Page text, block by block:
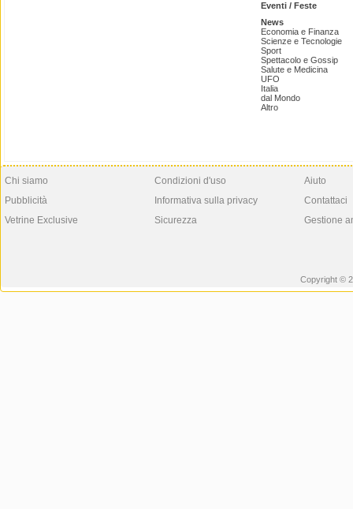
Eventi / Feste
News
Economia e Finanza
Scienze e Tecnologie
Sport
Spettacolo e Gossip
Salute e Medicina
UFO
Italia
dal Mondo
Altro
Chi siamo
Pubblicità
Vetrine Exclusive
Condizioni d'uso
Informativa sulla privacy
Sicurezza
Aiuto
Contattaci
Gestione
Copyright ©